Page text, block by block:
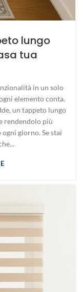
lungo
tua
in un solo
elemento conta.
un tappeto lungo
rendendolo più
giorno. Se stai